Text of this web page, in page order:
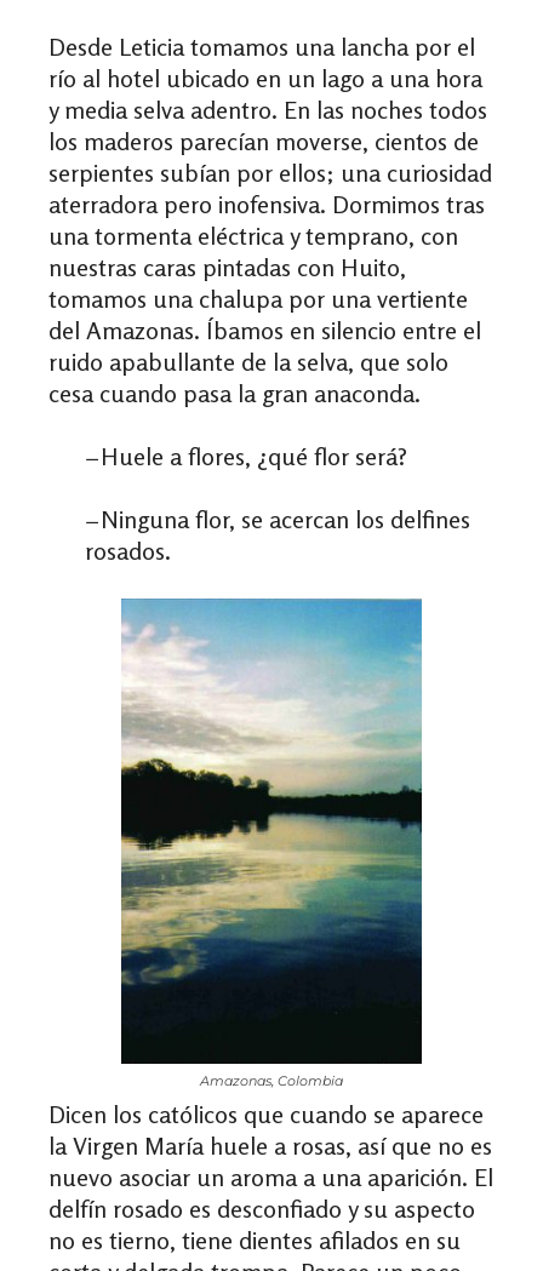
Desde Leticia tomamos una lancha por el
río al hotel ubicado en un lago a una hora
y media selva adentro. En las noches todos
los maderos parecían moverse, cientos de
serpientes subían por ellos; una curiosidad
aterradora pero inofensiva. Dormimos tras
una tormenta eléctrica y temprano, con
nuestras caras pintadas con Huito,
tomamos una chalupa por una vertiente
del Amazonas. Íbamos en silencio entre el
ruido apabullante de la selva, que solo
cesa cuando pasa la gran anaconda.
−Huele a flores, ¿qué flor será?
−Ninguna flor, se acercan los delfines
rosados.
Amazonas, Colombia
Dicen los católicos que cuando se aparece
la Virgen María huele a rosas, así que no es
nuevo asociar un aroma a una aparición. El
delfín rosado es desconfiado y su aspecto
no es tierno, tiene dientes afilados en su